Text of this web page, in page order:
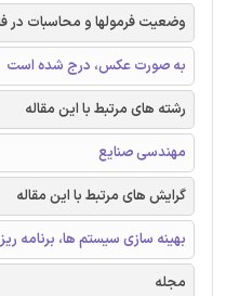
وضعیت فرمولها و محاسبات در
به صورت عکس، درج شده است
رشته های مرتبط با این مقاله
مهندسی صنایع
گرایش های مرتبط با این مقاله
بهینه سازی سیستم ها، برنامه
مجله